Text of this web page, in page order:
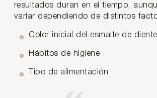
resultados duran en el tiempo,
variar dependiendo de distintos
Color inicial del esmalte de
Hábitos de higiene
Tipo de alimentación